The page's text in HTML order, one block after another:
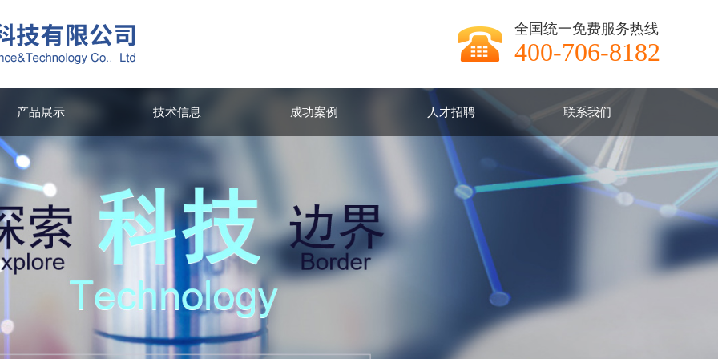
全国统一免费服务热线
400-706-8182
产品展示 技术信息 成功案例 人才招聘 联系我们